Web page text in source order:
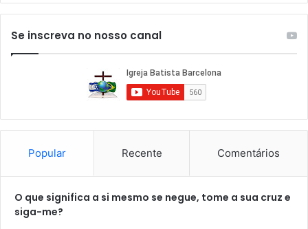
Se inscreva no nosso canal
Popular Recente Comentários
O que significa a si mesmo se negue, tome a sua cruz e
siga-me?